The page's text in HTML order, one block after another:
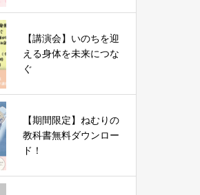
【講演会】いのちを迎
える身体を未来につな
ぐ
【期間限定】ねむりの
教科書無料ダウンロー
ド！